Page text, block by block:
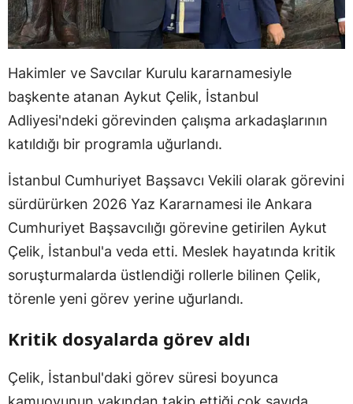
Hakimler ve Savcılar Kurulu kararnamesiyle
başkente atanan Aykut Çelik, İstanbul
Adliyesi'ndeki görevinden çalışma arkadaşlarının
katıldığı bir programla uğurlandı.
İstanbul Cumhuriyet Başsavcı Vekili olarak görevini
sürdürürken 2026 Yaz Kararnamesi ile Ankara
Cumhuriyet Başsavcılığı görevine getirilen Aykut
Çelik, İstanbul'a veda etti. Meslek hayatında kritik
soruşturmalarda üstlendiği rollerle bilinen Çelik,
törenle yeni görev yerine uğurlandı.
Kritik dosyalarda görev aldı
Çelik, İstanbul'daki görev süresi boyunca